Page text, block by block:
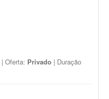
| Oferta: Privado | Duração